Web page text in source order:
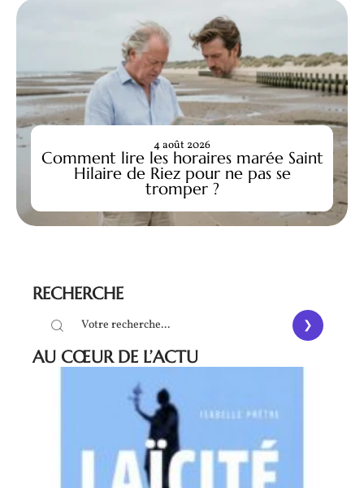
Comment lire les horaires marée Saint
Hilaire de Riez pour ne pas se
tromper ?
4 août 2026
RECHERCHE
AU CŒUR DE L’ACTU